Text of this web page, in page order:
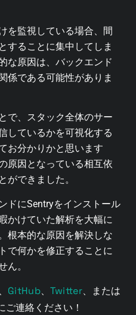
を監視している場合、間
することに集中してしま
な原因は、バックエンド
係である可能性がありま
で、スタック全体のサー
しているかを可視化する
お分かりかと思います
原因となっている相互依
ができました。
ドにSentryをインストール
かけていた解析を大幅に
根本的な原因を解決しな
で何かを修正することに
ん。
GitHub、 Twitter、または
ご連絡ください！